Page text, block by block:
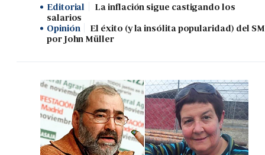
Editorial
La inflación sigue castigando los
salarios
Opinión
El éxito (y la insólita popularidad) del
por John Müller